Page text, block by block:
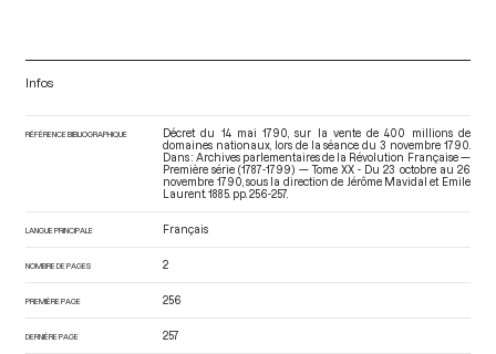
Infos
RÉFÉRENCE BIBLIOGRAPHIQUE
Décret du 14 mai 1790, sur la vente de 400 millions de
domaines nationaux, lors de la séance du 3 novembre 1790.
Dans : Archives parlementaires de la Révolution Française —
Première série (1787-1799) — Tome XX - Du 23 octobre au 26
novembre 1790 , sous la direction de Jérôme Mavidal et Emile
Laurent. 1885. pp. 256-257.
LANGUE PRINCIPALE Français
NOMBRE DE PAGES 2
PREMIÈRE PAGE 256
DERNIÈRE PAGE 257